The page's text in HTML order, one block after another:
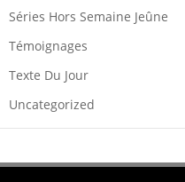
Séries Hors Semaine Jeûne
Témoignages
Texte Du Jour
Uncategorized